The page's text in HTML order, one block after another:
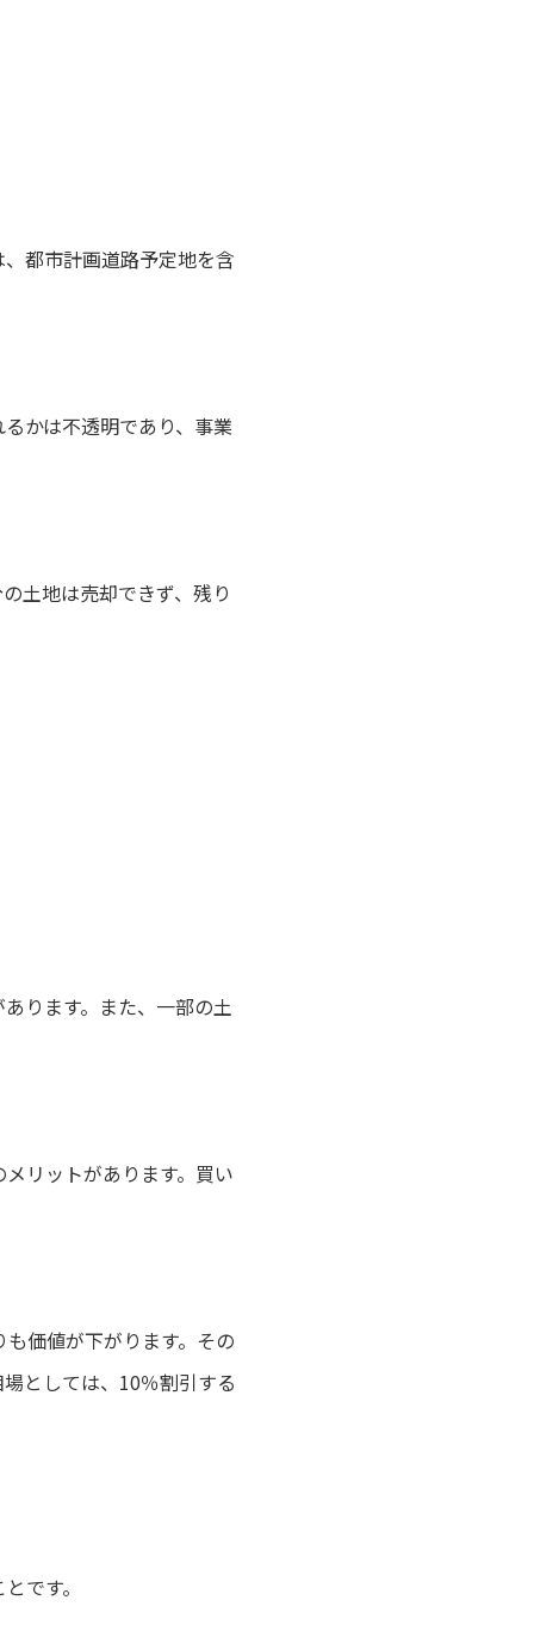
都市計画道路予定地を含
かは不透明であり、事業
土地は売却できず、残り
ります。また、一部の土
リットがあります。買い
価値が下がります。その
としては、10％割引する
です。